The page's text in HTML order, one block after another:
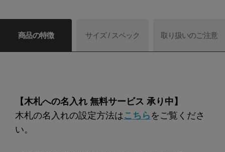
商品の特徴 サイズ / スペック 取り扱いのご注意
【木札への名入れ 無料サービス 承り中】
木札の名入れの設定方法はこちら をご覧くださ
い。